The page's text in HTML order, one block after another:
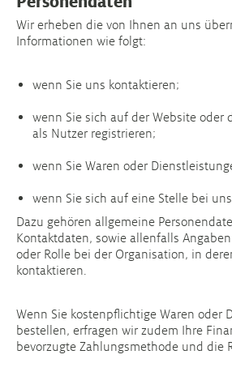
Wir erheben die von Ihnen an uns
Informationen wie folgt:
wenn Sie uns kontaktieren;
wenn Sie sich auf der Website oder
als Nutzer registrieren;
wenn Sie Waren oder
wenn Sie sich auf eine Stelle bei
Dazu gehören allgemeine
Kontaktdaten, sowie allenfalls
oder Rolle bei der Organisation, in
kontaktieren.
Wenn Sie kostenpflichtige Waren oder
bestellen, erfragen wir zudem Ihre
bevorzugte Zahlungsmethode und die